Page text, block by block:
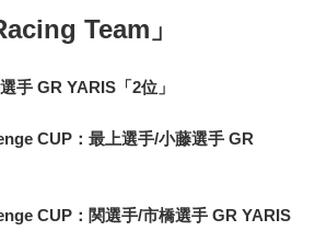
Team」
手 GR YARIS「2位」
CUP：最上選手/小藤選手 GR
CUP：関選手/市橋選手 GR YARIS